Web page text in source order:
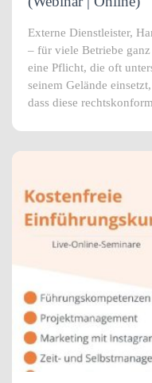
Externe Dienstleister,
– für viele Betriebe
eine Pflicht, die oft
seinem Gelände
dass diese